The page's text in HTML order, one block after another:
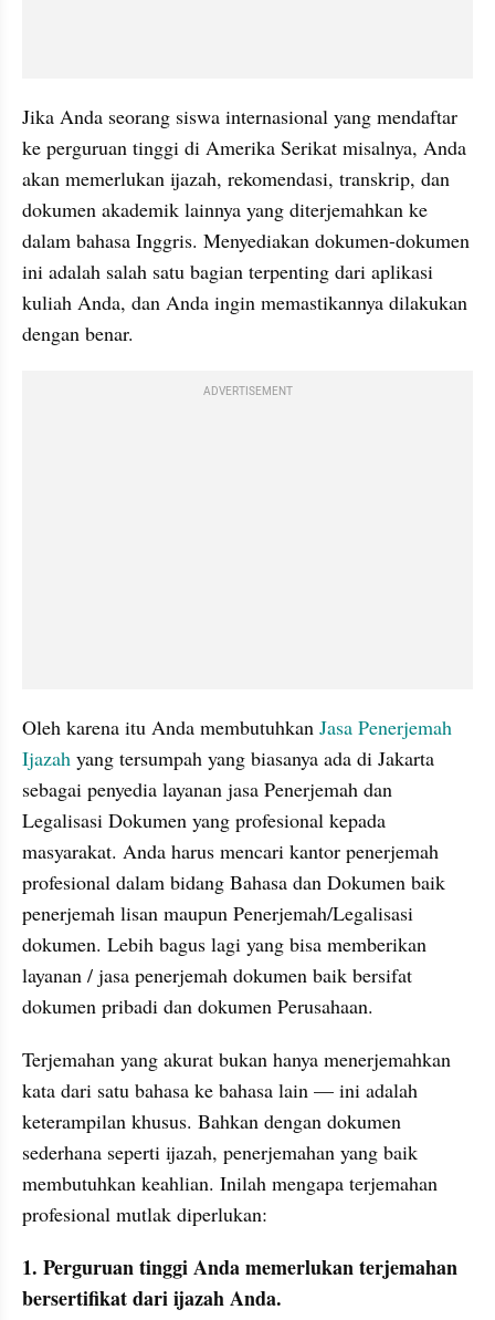
Jika Anda seorang siswa internasional yang mendaftar
ke perguruan tinggi di Amerika Serikat misalnya, Anda
akan memerlukan ijazah, rekomendasi, transkrip, dan
dokumen akademik lainnya yang diterjemahkan ke
dalam bahasa Inggris. Menyediakan dokumen-dokumen
ini adalah salah satu bagian terpenting dari aplikasi
kuliah Anda, dan Anda ingin memastikannya dilakukan
dengan benar.
ADVERTISEMENT
Oleh karena itu Anda membutuhkan Jasa Penerjemah
Ijazah yang tersumpah yang biasanya ada di Jakarta
sebagai penyedia layanan jasa Penerjemah dan
Legalisasi Dokumen yang profesional kepada
masyarakat. Anda harus mencari kantor penerjemah
profesional dalam bidang Bahasa dan Dokumen baik
penerjemah lisan maupun Penerjemah/Legalisasi
dokumen. Lebih bagus lagi yang bisa memberikan
layanan / jasa penerjemah dokumen baik bersifat
dokumen pribadi dan dokumen Perusahaan.
Terjemahan yang akurat bukan hanya menerjemahkan
kata dari satu bahasa ke bahasa lain — ini adalah
keterampilan khusus. Bahkan dengan dokumen
sederhana seperti ijazah, penerjemahan yang baik
membutuhkan keahlian. Inilah mengapa terjemahan
profesional mutlak diperlukan:
1. Perguruan tinggi Anda memerlukan terjemahan
bersertifikat dari ijazah Anda.